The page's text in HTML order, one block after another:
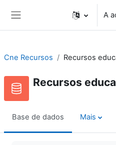
A
Cne Recursos Recursos
Recursos
Base de dados Mais